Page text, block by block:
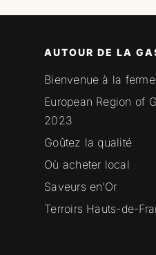
AUTOUR DE LA
Bienvenue à la ferme
European Region of
2023
Goûtez la qualité
Où acheter local
Saveurs en’Or
Terroirs Hauts-de-